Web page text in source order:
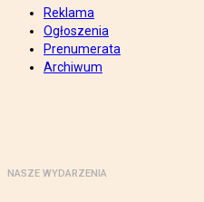
Reklama
Ogłoszenia
Prenumerata
Archiwum
NASZE WYDARZENIA